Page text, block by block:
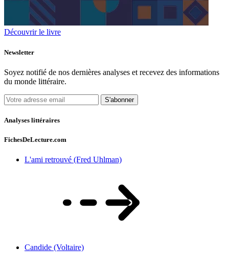
Découvrir le livre
Newsletter
Soyez notifié de nos dernières analyses et recevez des informations
du monde littéraire.
S'abonner
Analyses littéraires
FichesDeLecture.com
L'ami retrouvé (Fred Uhlman)
Candide (Voltaire)